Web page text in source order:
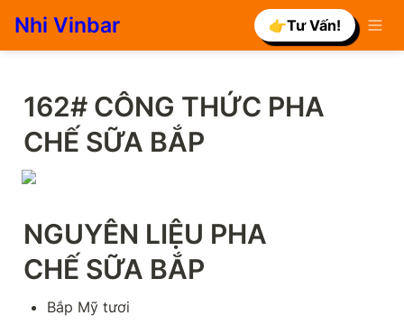
Nhi Vinbar 👉Tư Vấn!
162# CÔNG THỨC PHA
CHẾ SỮA BẮP
NGUYÊN LIỆU PHA
CHẾ SỮA BẮP
Bắp Mỹ tươi